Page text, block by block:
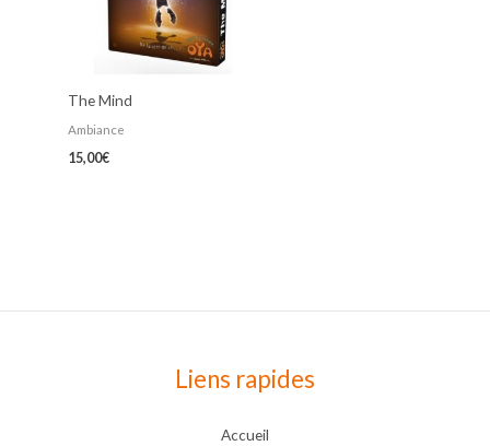
The Mind
Ambiance
15,00€
Liens rapides
Accueil